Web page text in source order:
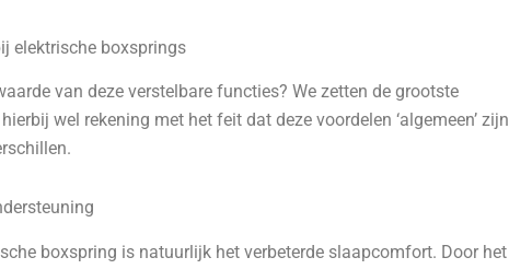
elektrische boxsprings
van deze verstelbare functies? We zetten de grootste
wel rekening met het feit dat deze voordelen ‘algemeen’ zijn
boxspring is natuurlijk het verbeterde slaapcomfort. Door het